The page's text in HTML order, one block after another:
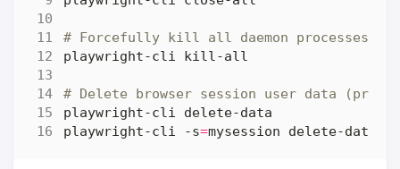
# Forcefully kill all daemon processes
# Delete browser session user data
playwright-cli delete-data
playwright-cli -s=mysession delete-data